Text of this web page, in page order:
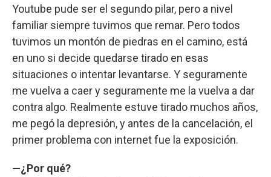
Youtube pude ser el segundo pilar, pero a nivel
familiar siempre tuvimos que remar. Pero todos
tuvimos un montón de piedras en el camino, está
en uno si decide quedarse tirado en esas
situaciones o intentar levantarse. Y seguramente
me vuelva a caer y seguramente me la vuelva a dar
contra algo. Realmente estuve tirado muchos años,
me pegó la depresión, y antes de la cancelación, el
primer problema con internet fue la exposición.
—¿Por qué?